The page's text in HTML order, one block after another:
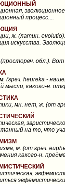
процесс....
ж. (латин.
искусства.
(простореч. обл.).
(греч. heureka -
мысли, какого-н.
мн. нет, ж. (от
на то, что
м. (от греч.
какого-н.
эвфемистически